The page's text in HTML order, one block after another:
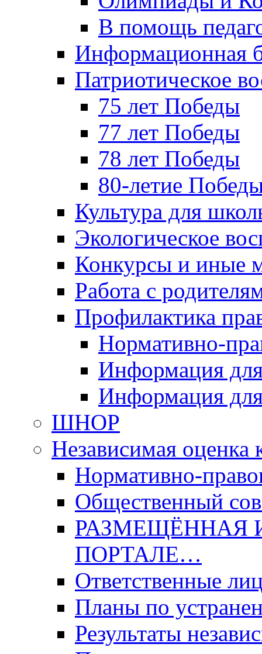
В помощь
Информационная
Патриотическое
75 лет Победы
77 лет Победы
78 лет Победы
80-летие
Культура для
Экологическое
Конкурсы и иные
Работа с
Профилактика
Нормативно-
Информация для
Информация
ШНОР
Независимая оценка
Нормативно-
Общественный
РАЗМЕЩЁННАЯ
ПОРТАЛЕ…
Ответственные
Планы по
Результаты